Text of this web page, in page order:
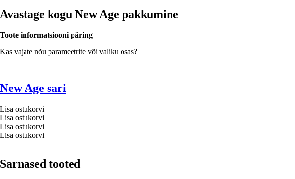
Avastage kogu New Age pakkumine
Toote informatsiooni päring
Kas vajate nõu parameetrite või valiku osas?
New Age sari
Lisa ostukorvi
Lisa ostukorvi
Lisa ostukorvi
Lisa ostukorvi
Sarnased tooted